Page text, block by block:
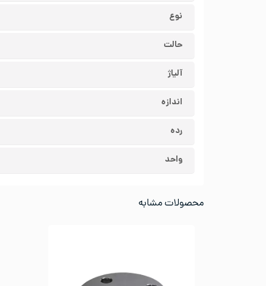
نوع
حالت
آلیاژ
اندازه
رده
واحد
محصولات مشابه